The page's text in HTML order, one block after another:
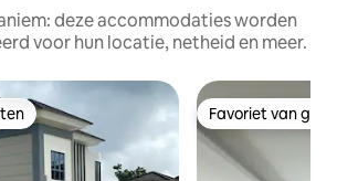
deze accommodaties worden
voor hun locatie, netheid en meer.
Favoriet van
Favoriet van